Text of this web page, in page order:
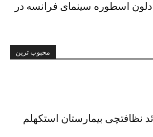
اسطورە سینمای فرانسه در
محبوب ترین
بیمارستان‌ استکهلم